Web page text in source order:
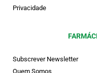
Privacidade
Subscrever Newsletter
Quem Somos